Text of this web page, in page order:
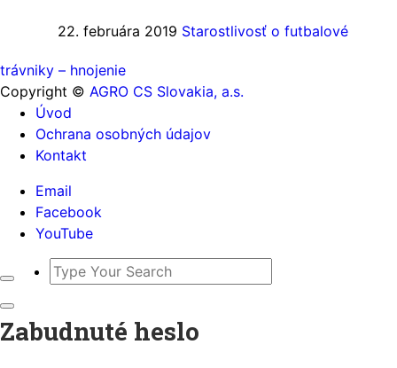
22. februára 2019 Starostlivosť o futbalové
trávniky – hnojenie
Copyright © AGRO CS Slovakia, a.s.
Úvod
Ochrana osobných údajov
Kontakt
Email
Facebook
YouTube
Zabudnuté heslo